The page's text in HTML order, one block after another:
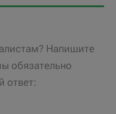
Напишите
обязательно
ответ: